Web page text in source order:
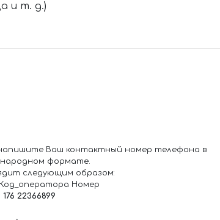
и т. д.)
Ваш контактный номер телефона в
формате.
следующим образом:
Номер
176 22366899